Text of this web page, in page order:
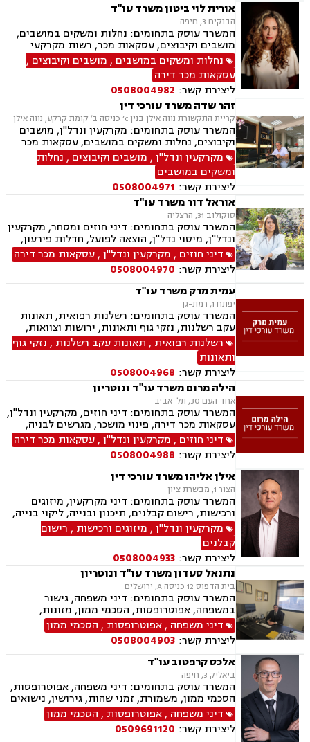
אורית לוי ביטון משרד עו"ד
הבנקים 3, חיפה
המשרד עוסק בתחומים: נחלות ומשקים במושבים,
מושבים וקיבוצים, עסקאות מכר, רשות מקרקעי
ישראל, מיסוי מקרקעין, הסדרת נחלות, עסקאות
פל"ח (פעילות לא חקלאית), ייפוי כוח מתמשך,
ירושות וצוואות.
נחלות ומשקים במושבים , מושבים וקיבוצים ,
עסקאות מכר דירה
ליצירת קשר: 0508004982
זהר שדה משרד עורכי דין
קריית התקשורת נווה אילן בנין c’ כניסה ב׳ קומת קרקע, נווה אילן
המשרד עוסק בתחומים: מקרקעין ונדל"ן, מושבים
וקיבוצים, נחלות ומשקים במושבים, עסקאות מכר
דירה, מיסוי נדל"ן, ייפוי כוח מתמשך, הסכמי ממון,
חלוקת רכוש, עסקאות מתנה, אפוטרופסות, רשויות
מקומיות, אגודות שיתופיות, גישור ובוררות, דיני
חוזים.
מקרקעין ונדל"ן, מושבים וקיבוצים , נחלות
ומשקים במושבים
ליצירת קשר: 0508004971
אוראל דור משרד עו"ד
סוקולוב 31, הרצליה
המשרד עוסק בתחומים: דיני חוזים ומסחר, מקרקעין
ונדל"ן, מיסוי נדל"ן, הוצאה לפועל, חדלות פירעון,
גביית חובות, משפט אזרחי.
דיני חוזים , מקרקעין ונדל"ן,עסקאות מכר דירה
ליצירת קשר: 0508004970
עמית מרק משרד עו"ד
יפתח 1, רמת-גן
המשרד עוסק בתחומים: רשלנות רפואית, תאונות
עקב רשלנות, נזקי גוף ותאונות, ירושות וצוואות,
ייפוי כוח מתמשך, דיני חוזים
רשלנות רפואית , תאונות עקב רשלנות , נזקי גוף
ותאונות
ליצירת קשר: 0508004968
הילה מרום משרד עו"ד ונוטריון
אחד העם 30, תל-אביב
המשרד עוסק בתחומים: דיני חוזים, מקרקעין ונדל"ן,
עסקאות מכר דירה, פינוי מושכר, מגרשים לבניה,
מיסוי מקרקעין, ירושות וצוואת, ייפוי כוח מתמשך,
נוטריון.
דיני חוזים , מקרקעין ונדל"ן,עסקאות מכר דירה
ליצירת קשר: 0508004988
אילן אליהו משרד עורכי דין
הצור 1, מבשרת ציון
המשרד עוסק בתחומים: דיני מקרקעין, מיזוגים
ורכישות, רישום קבלנים, תיכנון ובנייה, ליקוי בנייה,
מגרשים לבנייה.
מקרקעין ונדל"ן, מיזוגים ורכישות , רישום
קבלנים
ליצירת קשר: 0508004933
נתנאל סעדון משרד עו"ד ונוטריון
בית הדפוס 12 כניסה A, ירושלים
המשרד עוסק בתחומים: דיני משפחה, גישור
במשפחה, אפוטרופסות, הסכמי ממון, מזונות,
משמורת, גירושין, טוען רבני, חלוקת רכוש, מעמד
אישי, תיאום הורי, זמני שהות, ניכור הורי, עסקאות
מתנה, ידועים בציבור, ירושות וצוואות, נוטריון, ייפוי
כוח מתמשך, הוצאה לפועל, חדלות פירעון, תביעות
מסחריות, דיני חוזים, מקרקעין ונדל"ן, עסקאות מכר
דירה, עסקאות מכר יד שניה מקבלן, משפט מסחרי,
דיני חברות, ליטיגציה מסחרית ונדל"נית, דיני
עמותות
דיני משפחה ,אפוטרופסות , הסכמי ממון
ליצירת קשר: 0508004903
אלכס קרפטוב עו"ד
ביאליק 3, חיפה
המשרד עוסק בתחומים: דיני משפחה, אפוטרופסות,
הסכמי ממון, משמורת, זמני שהות, גירושין, נישואים
אזרחיים, חלוקת רכוש, מעמד אישי, תיאום הורי,
ניכור הורי, ירושות וצוואות, ייפוי כוח מתמשך.
דיני משפחה ,אפוטרופסות , הסכמי ממון
ליצירת קשר: 0509691120